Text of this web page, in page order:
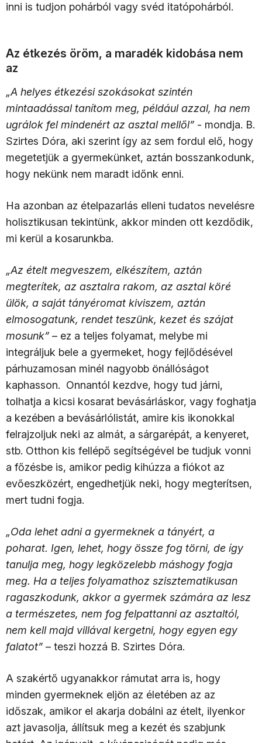
inni is tudjon pohárból vagy svéd itatópohárból.
Az étkezés öröm, a maradék kidobása nem
az
„A helyes étkezési szokásokat szintén
mintaadással tanítom meg, például azzal, ha nem
ugrálok fel mindenért az asztal mellől” - mondja. B.
Szirtes Dóra, aki szerint így az sem fordul elő, hogy
megetetjük a gyermekünket, aztán bosszankodunk,
hogy nekünk nem maradt időnk enni.
Ha azonban az ételpazarlás elleni tudatos nevelésre
holisztikusan tekintünk, akkor minden ott kezdődik,
mi kerül a kosarunkba.
„Az ételt megveszem, elkészítem, aztán
megterítek, az asztalra rakom, az asztal köré
ülök, a saját tányéromat kiviszem, aztán
elmosogatunk, rendet teszünk, kezet és szájat
mosunk” – ez a teljes folyamat, melybe mi
integráljuk bele a gyermeket, hogy fejlődésével
párhuzamosan minél nagyobb önállóságot
kaphasson. Onnantól kezdve, hogy tud járni,
tolhatja a kicsi kosarat bevásárláskor, vagy foghatja
a kezében a bevásárlólistát, amire kis ikonokkal
felrajzoljuk neki az almát, a sárgarépát, a kenyeret,
stb. Otthon kis fellépő segítségével be tudjuk vonni
a főzésbe is, amikor pedig kihúzza a fiókot az
evőeszközért, engedhetjük neki, hogy megterítsen,
mert tudni fogja.
„Oda lehet adni a gyermeknek a tányért, a
poharat. Igen, lehet, hogy össze fog törni, de így
tanulja meg, hogy legközelebb máshogy fogja
meg. Ha a teljes folyamathoz szisztematikusan
ragaszkodunk, akkor a gyermek számára az lesz
a természetes, nem fog felpattanni az asztaltól,
nem kell majd villával kergetni, hogy egyen egy
falatot” – teszi hozzá B. Szirtes Dóra.
A szakértő ugyanakkor rámutat arra is, hogy
minden gyermeknek eljön az életében az az
időszak, amikor el akarja dobálni az ételt, ilyenkor
azt javasolja, állítsuk meg a kezét és szabjunk